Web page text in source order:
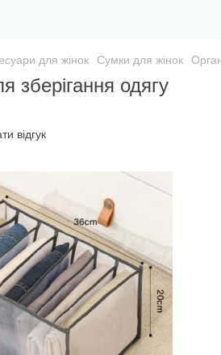
для жінок Сумки для жінок
зберігання одягу
відгук